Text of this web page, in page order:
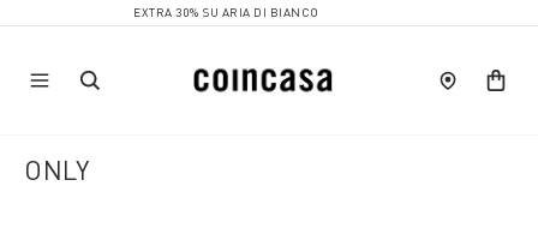
EXTRA 30% SU ARIA DI BIANCO
ONLY